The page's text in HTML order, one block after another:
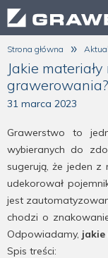
Strona główna »
Jakie
grawerowania?
31 marca 2023
Grawerstwo to
wybieranych do
sugerują, że jeden
udekorował
jest
chodzi o
Odpowiadamy, jakie
Spis treści: